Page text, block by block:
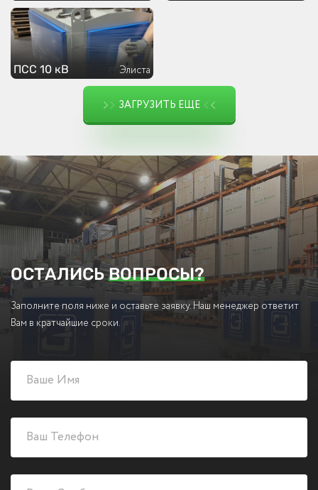
ПСС 10 кВ Элиста
ЗАГРУЗИТЬ ЕЩЕ
ОСТАЛИСЬВОПРОСЫ?
Заполните поля ниже и оставьте заявку. Наш менеджер ответит
Вам в кратчайшие сроки.